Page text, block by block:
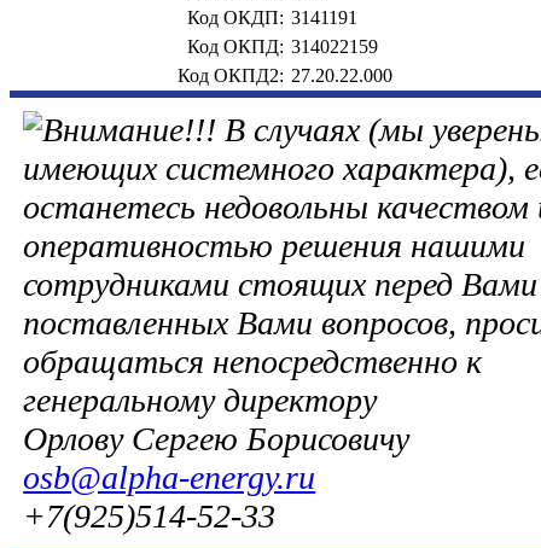
Код ОКДП: 3141191
Код ОКПД: 314022159
Код ОКПД2: 27.20.22.000
В случаях (мы
имеющих системного характера),
останетесь недовольны качеством
оперативностью решения нашими
сотрудниками стоящих перед Вами
поставленных Вами вопросов,
обращаться непосредственно к
генеральному директору
Орлову Сергею Борисовичу
osb@alpha-energy.ru
+7(925)514-52-33